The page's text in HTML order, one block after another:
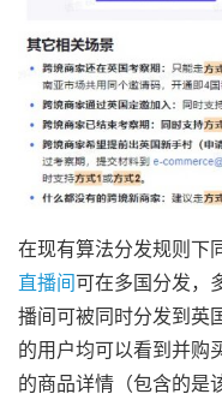
在现有算法分发规则下
直播间 可在多国分发，
播间可被同时分发到英
的用户均可以看到并购
的商品详情（包含的是